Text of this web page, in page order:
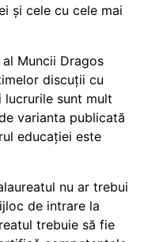
și cele cu cele mai
Muncii Dragos
discuții cu
lucrurile sunt mult
varianta publicată
educației este
nu ar trebui
de intrare la
trebuie să fie